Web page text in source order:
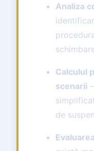
Analiza
Calculul
scenarii
de